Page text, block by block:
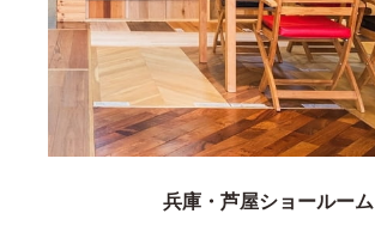
兵庫・芦屋ショールーム